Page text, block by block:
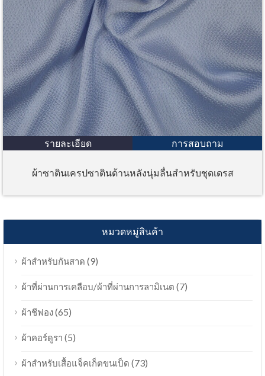
รายละเอียด การสอบถาม
ผ้าซาตินเครปซาตินด้านหลังนุ่มลื่นสำหรับชุดเดรส
หมวดหมู่สินค้า
ผ้าสำหรับกันสาด (9)
ผ้าที่ผ่านการเคลือบ/ผ้าที่ผ่านการลามิเนต (7)
ผ้าชีฟอง(65)
ผ้าคอร์ดูรา (5)
ผ้าสำหรับเสื้อแจ็คเก็ตขนเป็ด (73)